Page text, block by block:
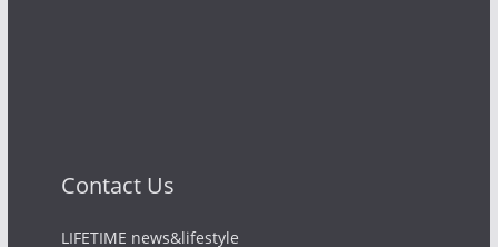
Contact Us
LIFETIME news&lifestyle